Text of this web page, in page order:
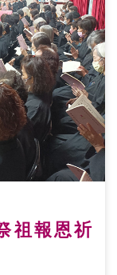
祖報恩祈